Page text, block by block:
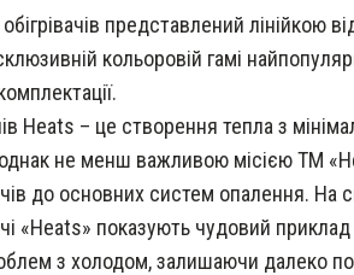
представлений лінійкою
кольоровій гамі
Heats – це створення тепла з
однак не менш важливою місією ТМ
до основних систем опалення. На
«Heats» показують чудовий приклад
з холодом, залишаючи далеко